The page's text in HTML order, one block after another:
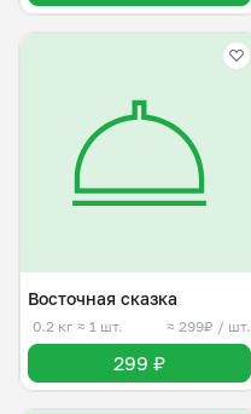
Восточная сказка
0.2 кг ≈ 1 шт. ≈ 299₽ / шт.
299 ₽